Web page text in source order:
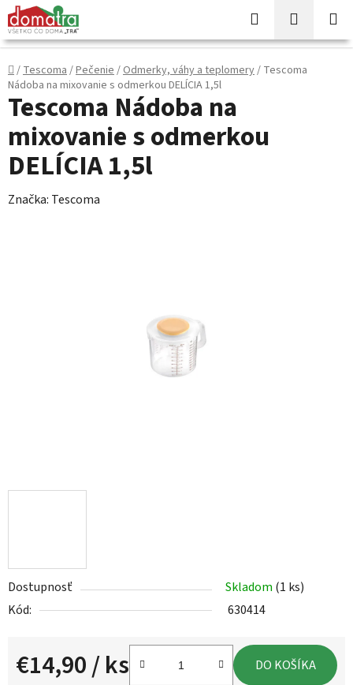
Prejsť
na
obsah
Hľadať
KOŠÍK
Domov
/Tescoma/Pečenie/Odmerky, váhy a teplomery/ Tescoma
Nádoba na mixovanie s odmerkou DELÍCIA 1,5l
Dostupnosť Skladom (1 ks)
Kód:
630414
€14,90/ ks DO KOŠÍKA
Tescoma Nádoba na
mixovanie s odmerkou
DELÍCIA 1,5l
Značka: Tescoma